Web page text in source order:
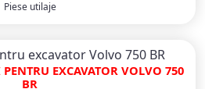
Piese utilaje
EXCAVATOR VOLVO 750
BR